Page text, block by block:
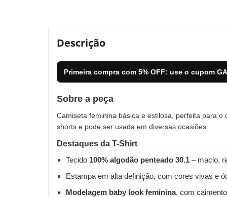
Descrição
Primeira compra com 5% OFF: use o cupom
Sobre a peça
Camiseta feminina básica e estilosa, perfeita para
shorts e pode ser usada em diversas ocasiões.
Destaques da T-Shirt
Tecido 100% algodão penteado 30.1 – macio,
Estampa em alta definição, com cores vivas e
Modelagem baby look feminina, com